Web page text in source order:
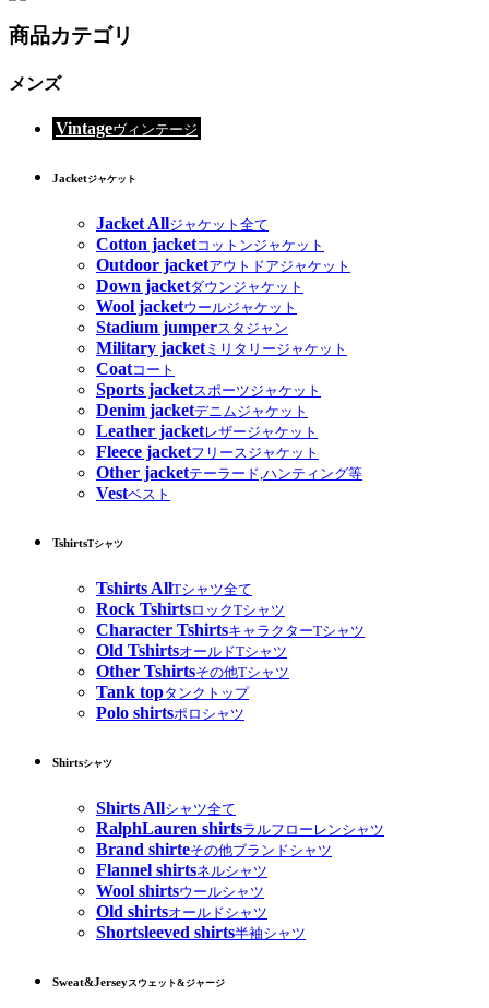
商品カテゴリ
メンズ
Vintageヴィンテージ
Jacketジャケット
Jacket Allジャケット全て
Cotton jacketコットンジャケット
Outdoor jacketアウトドアジャケット
Down jacketダウンジャケット
Wool jacketウールジャケット
Stadium jumperスタジャン
Military jacketミリタリージャケット
Coatコート
Sports jacketスポーツジャケット
Denim jacketデニムジャケット
Leather jacketレザージャケット
Fleece jacketフリースジャケット
Other jacketテーラード,ハンティング等
Vestベスト
TshirtsTシャツ
Tshirts AllTシャツ全て
Rock TshirtsロックTシャツ
Character TshirtsキャラクターTシャツ
Old TshirtsオールドTシャツ
Other Tshirtsその他Tシャツ
Tank topタンクトップ
Polo shirtsポロシャツ
Shirtsシャツ
Shirts Allシャツ全て
RalphLauren shirtsラルフローレンシャツ
Brand shirteその他ブランドシャツ
Flannel shirtsネルシャツ
Wool shirtsウールシャツ
Old shirtsオールドシャツ
Shortsleeved shirts半袖シャツ
Sweat&Jerseyスウェット&ジャージ